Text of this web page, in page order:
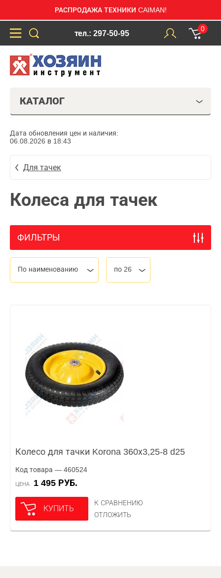
РАСПРОДАЖА ТЕХНИКИ CAIMAN!
тел.: 297-50-95
0
КАТАЛОГ
Дата обновления цен и наличия:
06.08.2026 в 18:43
Для тачек
Колеса для тачек
ФИЛЬТРЫ
По наименованию по 26
Колесо для тачки Korona 360х3,25-8 d25
Код товара — 460524
ЦЕНА 1 495 РУБ.
КУПИТЬ
К СРАВНЕНИЮ
ОТЛОЖИТЬ